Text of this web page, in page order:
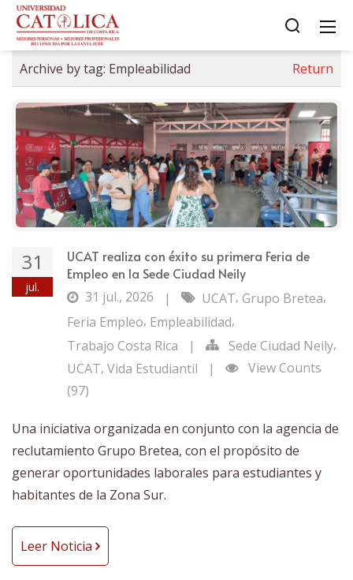
Archive by tag: Empleabilidad Return
31
jul.
UCAT realiza con éxito su primera Feria de
Empleo en la Sede Ciudad Neily
31 jul., 2026
| UCAT, Grupo Bretea,
Feria Empleo, Empleabilidad,
Trabajo Costa Rica
| Sede Ciudad Neily,
UCAT, Vida Estudiantil |
View Counts
(97)
Una iniciativa organizada en conjunto con la agencia de
reclutamiento Grupo Bretea, con el propósito de
generar oportunidades laborales para estudiantes y
habitantes de la Zona Sur.
Leer Noticia